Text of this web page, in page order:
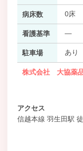
病床数 0床
看護基準 ―
駐車場 あり
株式会社 大協薬
アクセス
信越本線 羽生田駅